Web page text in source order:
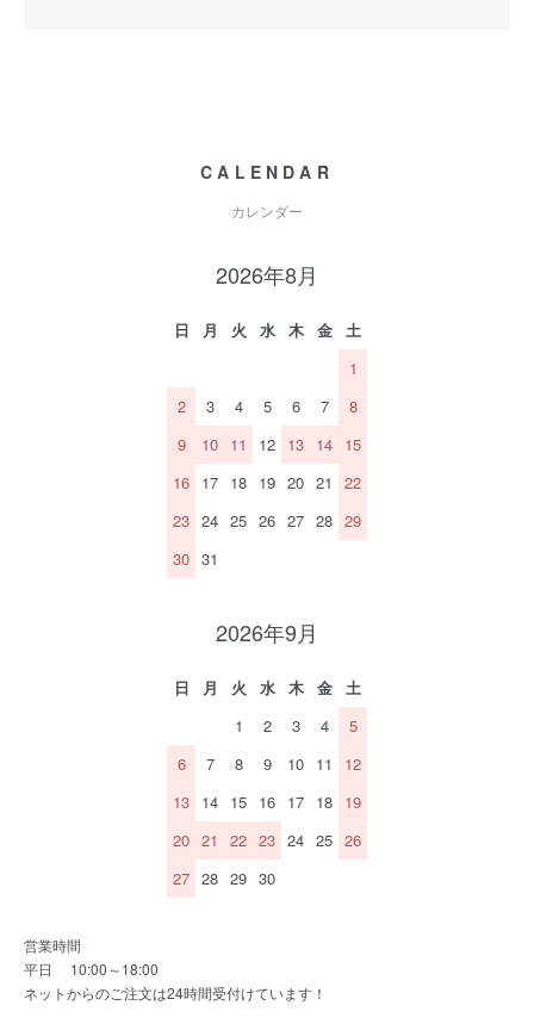
CALENDAR
カレンダー
2026年8月
日 月 火 水 木 金
土
1
2
3 4 5 6 7
8
9
10 11 12 13 14 15
16 17 18 19 20 21
22
23 24 25 26 27 28 29
30 31
2026年9月
日 月 火 水 木 金
土
1
2 3 4
5
6
7 8 9 10 11
12
13 14 15 16 17 18 19
20 21 22 23 24 25 26
27 28 29 30
営業時間
平日 10:00～18:00
ネットからのご注文は24時間受付けています！